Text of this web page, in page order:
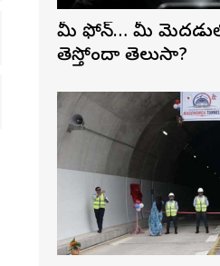
మీ ఫోన్… మీ
తెస్తోందా తెలుసా?